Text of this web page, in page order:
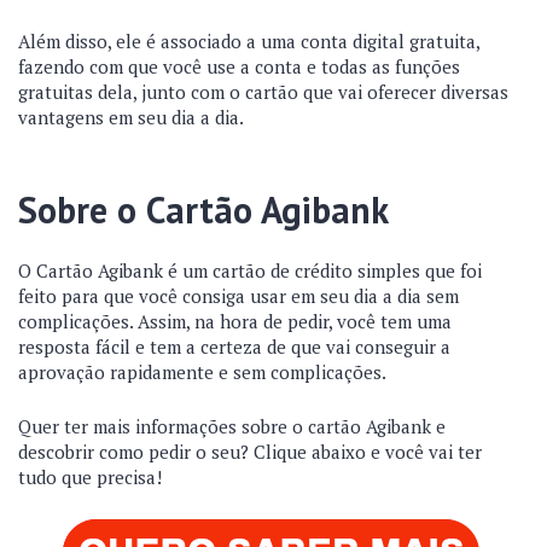
Além disso, ele é associado a uma conta digital gratuita,
fazendo com que você use a conta e todas as funções
gratuitas dela, junto com o cartão que vai oferecer diversas
vantagens em seu dia a dia.
Sobre o Cartão Agibank
O Cartão Agibank é um cartão de crédito simples que foi
feito para que você consiga usar em seu dia a dia sem
complicações. Assim, na hora de pedir, você tem uma
resposta fácil e tem a certeza de que vai conseguir a
aprovação rapidamente e sem complicações.
Quer ter mais informações sobre o cartão Agibank e
descobrir como pedir o seu? Clique abaixo e você vai ter
tudo que precisa!